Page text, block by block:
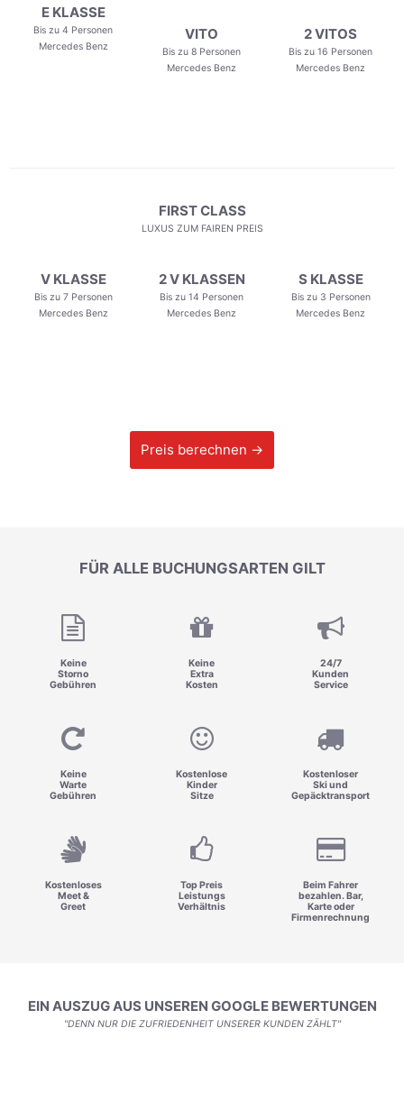
E KLASSE
Bis zu 4 Personen
Mercedes Benz
VITO
Bis zu 8 Personen
Mercedes Benz
2 VITOS
Bis zu 16 Personen
Mercedes Benz
FIRST CLASS
LUXUS ZUM FAIREN PREIS
V KLASSE
Bis zu 7 Personen
Mercedes Benz
2 V KLASSEN
Bis zu 14 Personen
Mercedes Benz
S KLASSE
Bis zu 3 Personen
Mercedes Benz
Preis berechnen →
FÜR ALLE BUCHUNGSARTEN GILT
Keine
Storno
Gebühren
Keine
Extra
Kosten
24/7
Kunden
Service
Keine
Warte
Gebühren
Kostenlose
Kinder
Sitze
Kostenloser
Ski und
Gepäcktransport
Kostenloses
Meet &
Greet
Top Preis
Leistungs
Verhältnis
Beim Fahrer
bezahlen. Bar,
Karte oder
Firmenrechnung
EIN AUSZUG AUS UNSEREN GOOGLE BEWERTUNGEN
"DENN NUR DIE ZUFRIEDENHEIT UNSERER KUNDEN ZÄHLT"